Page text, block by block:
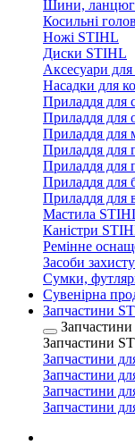
Шини,
Косильні
Ножі STIHL
Диски STIHL
Аксесуари
Насадки для
Приладдя для
Приладдя для
Приладдя для
Приладдя для
Приладдя для
Приладдя для
Приладдя для
Мастила
Каністри
Ремінне
Засоби
Сумки,
Сувенірна
Запчастини
Запчастини
Запчастини
Запчастини
Запчастини
Запчастини